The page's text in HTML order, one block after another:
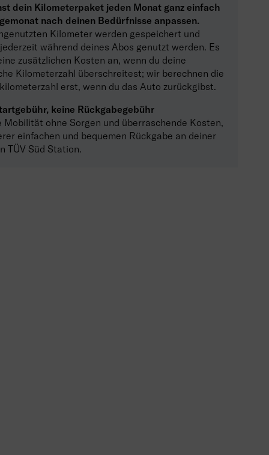
dein Kilometerpaket jeden Monat ganz einfach
nach deinen Bedürfnisse anpassen.
Kilometer werden gespeichert und
während deines Abos genutzt werden. Es
zusätzlichen Kosten an, wenn du deine
Kilometerzahl überschreitest; wir berechnen die
erst, wenn du das Auto zurückgibst.
keine Rückgabegebühr
Mobilität ohne Sorgen und überraschende Kosten,
einfachen und bequemen Rückgabe an deiner
TÜV Süd Station.